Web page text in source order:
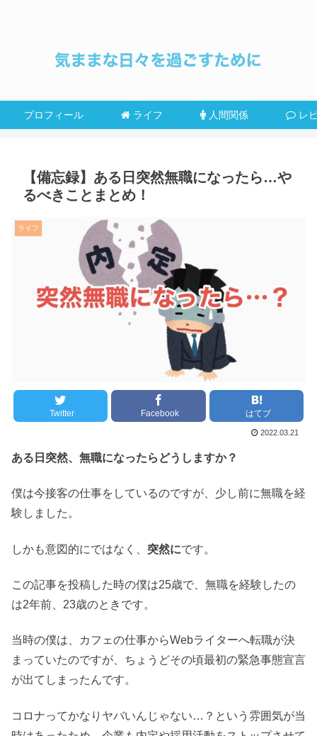
プロフィール ライフ 人間関係 レ
【備忘録】ある日突然無職になったら…や
るべきことまとめ！
ライフ
Twitter Facebook はてブ
2022.03.21
ある日突然、無職になったらどうしますか？
僕は今接客の仕事をしているのですが、少し前に無職を経
験しました。
しかも意図的にではなく、 突然にです。
この記事を投稿した時の僕は25歳で、無職を経験したの
は2年前、23歳のときです。
当時の僕は、カフェの仕事からWebライターへ転職が決
まっていたのですが、ちょうどその頃最初の緊急事態宣言
が出てしまったんです。
コロナってかなりヤバいんじゃない…？という雰囲気が当